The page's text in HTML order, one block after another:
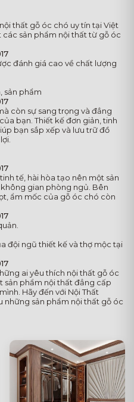
thất gỗ óc chó uy tín tại Việt
các sản phẩm nội thất từ gỗ óc
đánh giá cao về chất lượng
sản phẩm
còn sự sang trọng và đẳng
bạn. Thiết kế đơn giản, tinh
bạn sắp xếp và lưu trữ đồ
tế, hài hòa tạo nên một sản
gian phòng ngủ. Bên
ẩm mốc của gỗ óc chó còn
đội ngũ thiết kế và thợ mộc tại
ai yêu thích nội thất gỗ óc
sản phẩm nội thất đẳng cấp
Hãy đến với Nội Thất
những sản phẩm nội thất gỗ óc